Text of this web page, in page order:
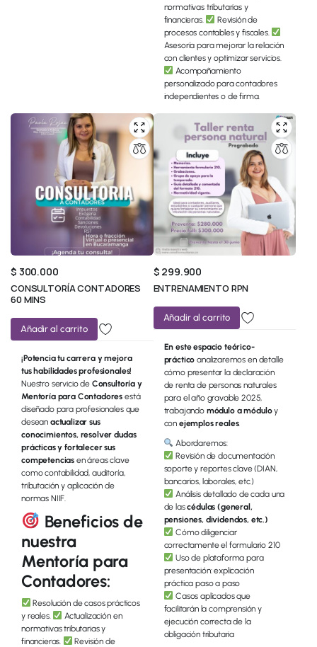
normativas tributarias y
financieras.
Revisión de
procesos contables y fiscales.
Asesoría para mejorar la relación
con clientes y optimizar servicios.
Acompañamiento
personalizado para contadores
independientes o de firma.
$ 300.000
CONSULTORÍA CONTADORES
60 MINS
Añadir al carrito
¡Potencia tu carrera y mejora
tus habilidades profesionales!
Nuestro servicio de Consultoría y
Mentoría para Contadores está
diseñado para profesionales que
desean actualizar sus
conocimientos, resolver dudas
prácticas y fortalecer sus
competencias en áreas clave
como contabilidad, auditoría,
tributación y aplicación de
normas NIIF.
Beneficios de
nuestra
Mentoría para
Contadores:
Resolución de casos prácticos
y reales.
Actualización en
normativas tributarias y
financieras.
Revisión de
$ 299.900
ENTRENAMIENTO RPN
Añadir al carrito
En este espacio teórico-
práctico analizaremos en detalle
cómo presentar la declaración
de renta de personas naturales
para el año gravable 2025,
trabajando módulo a móduloy
con ejemplos reales.
Abordaremos:
Revisión de documentación
soporte y reportes clave (DIAN,
bancarios, laborales, etc.)
Análisis detallado de cada una
de lascédulas (general,
pensiones, dividendos, etc.)
Cómo diligenciar
correctamente el formulario 210
Uso de plataforma para
presentación: explicación
práctica paso a paso
Casos aplicados que
facilitarán la comprensión y
ejecución correcta de la
obligación tributaria